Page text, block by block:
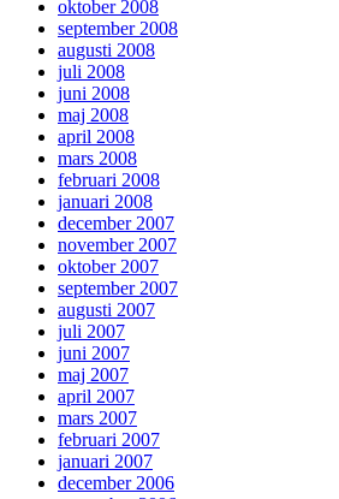
oktober 2008
september 2008
augusti 2008
juli 2008
juni 2008
maj 2008
april 2008
mars 2008
februari 2008
januari 2008
december 2007
november 2007
oktober 2007
september 2007
augusti 2007
juli 2007
juni 2007
maj 2007
april 2007
mars 2007
februari 2007
januari 2007
december 2006